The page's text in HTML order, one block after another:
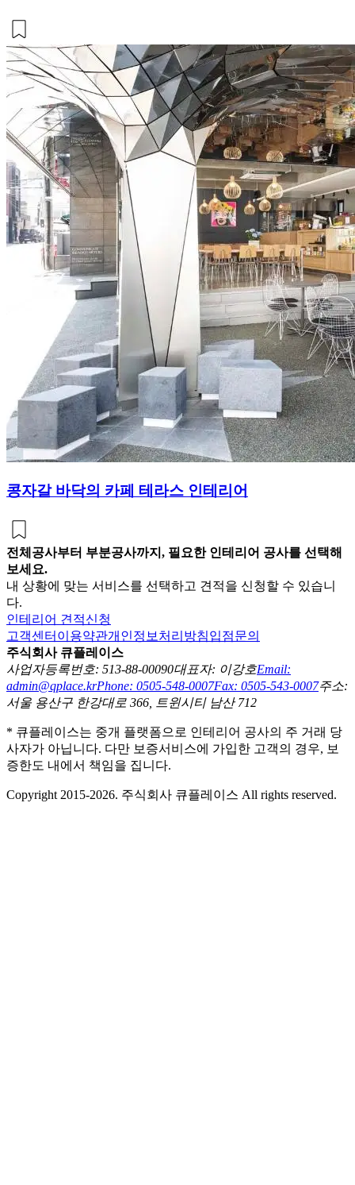
콩자갈 바닥의 카페 테라스 인테리어
전체공사부터 부분공사까지, 필요한 인테리어 공사를 선택해
보세요.
내 상황에 맞는 서비스를 선택하고 견적을 신청할 수 있습니
다.
인테리어 견적신청
고객센터 이용약관개인정보처리방침입점문의
주식회사 큐플레이스
사업자등록번호: 513-88-00090대표자: 이강호Email:
admin@qplace.krPhone: 0505-548-0007Fax: 0505-543-0007주소:
서울 용산구 한강대로 366, 트윈시티 남산 712
* 큐플레이스는 중개 플랫폼으로 인테리어 공사의 주 거래 당
사자가 아닙니다. 다만 보증서비스에 가입한 고객의 경우, 보
증한도 내에서 책임을 집니다.
Copyright 2015-2026. 주식회사 큐플레이스 All rights reserved.